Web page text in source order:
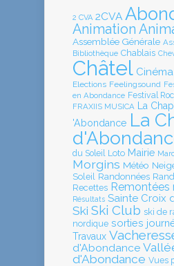
2 CVA 2CVA
Animation
Assemblée Générale
Bibliothèque Chablais
Châtel Cinéma
Elections Feelingsound
en Abondance Festival
FRAXIIS MUSICA
La
'Abondance La
du Soleil Loto Mairie
Morgins Météo
Soleil
Randonnées
Recettes Remontées
Résultats Sainte Croix
Ski Ski Club ski de
nordique sorties
Travaux
d'Abondance
d'Abondance Vues